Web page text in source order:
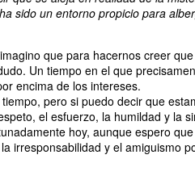
sido un entorno propicio para
que para hacernos creer
Un tiempo en el que
encima de los intereses.
pero si puedo decir que
el esfuerzo, la humildad y la
hoy, aunque espero
irresponsabilidad y el amiguismo